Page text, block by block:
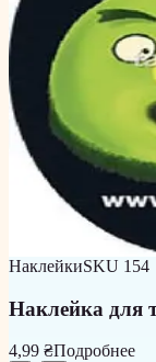
НаклейкиSKU 154
Наклейка для
4,99 ₴Подробнее